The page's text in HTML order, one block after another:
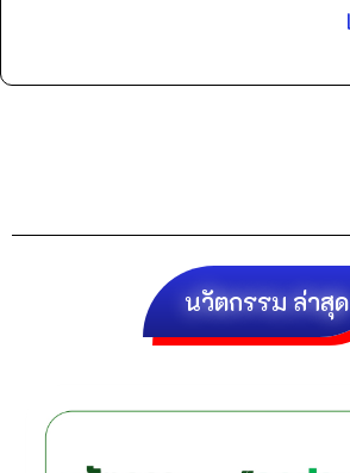
นวัตกรรม ล่าสุด